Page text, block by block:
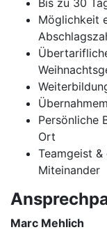
Bis zu 30
Möglichkeit
Persönliche
Ort
Teamgeist
Miteinander
Marc Mehlich